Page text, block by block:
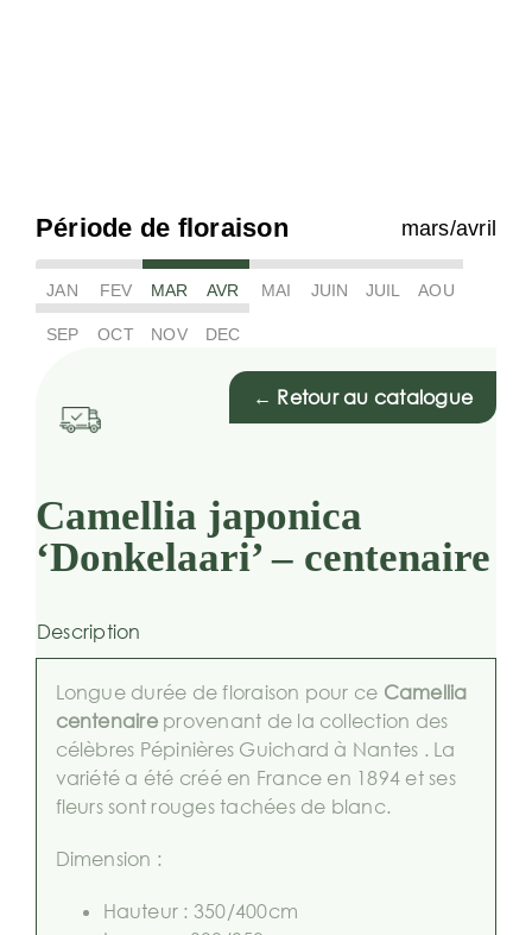
Période de floraison mars/avril
JAN FEV MAR AVR MAI JUIN JUIL AOU
SEP OCT NOV DEC
← Retour au catalogue
Camellia japonica
‘Donkelaari’ – centenaire
Description
Longue durée de floraison pour ce Camellia
centenaireprovenant de la collection des
célèbres Pépinières Guichard à Nantes . La
variété a été créé en France en 1894 et ses
fleurs sont rouges tachées de blanc.
Dimension :
Hauteur : 350/400cm